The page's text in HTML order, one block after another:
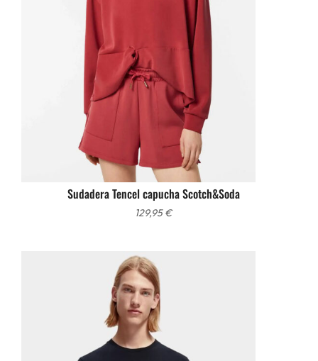
Sudadera Tencel capucha Scotch&Soda
129,95€